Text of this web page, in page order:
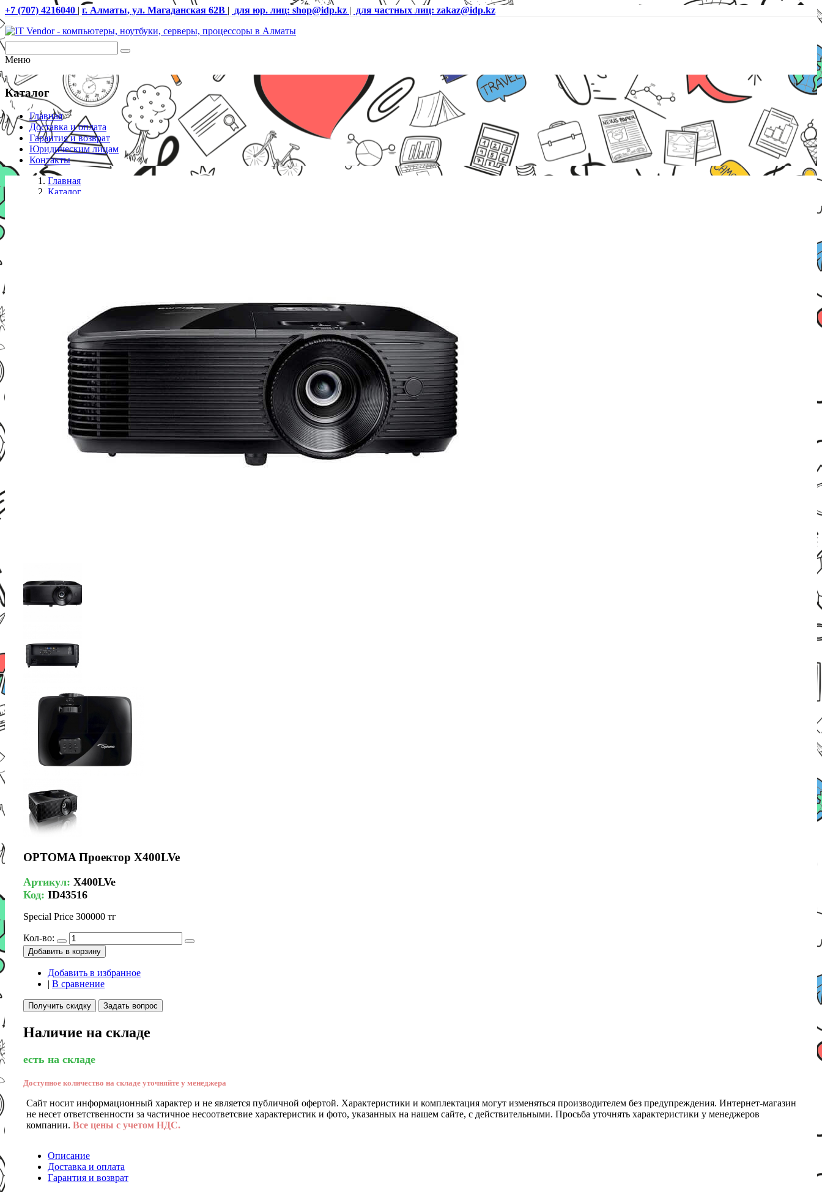
+7 (707) 4216040 | г. Алматы, ул. Магаданская 62В | для юр. лиц: shop@idp.kz | для частных лиц: zakaz@idp.kz
Меню
Каталог
Главная
Доставка и оплата
Гарантия и возврат
Юридическим лицам
Контакты
Главная
Каталог
OPTOMA Проектор X400LVe
Артикул: X400LVe
Код: ID43516
Special Price 300000 тг
Кол-во:
Добавить в корзину
Добавить в избранное
| В сравнение
Получить скидку Задать вопрос
Наличие на складе
есть на складе
Доступное количество на складе уточняйте у менеджера
Сайт носит информационный характер и не является публичной офертой. Характеристики и комплектация могут изменяться производителем без предупреждения. Интернет-магазин
не несет ответственности за частичное несоответсвие характеристик и фото, указанных на нашем сайте, с действительными. Просьба уточнять характеристики у менеджеров
компании. Все цены с учетом НДС.
Описание
Доставка и оплата
Гарантия и возврат